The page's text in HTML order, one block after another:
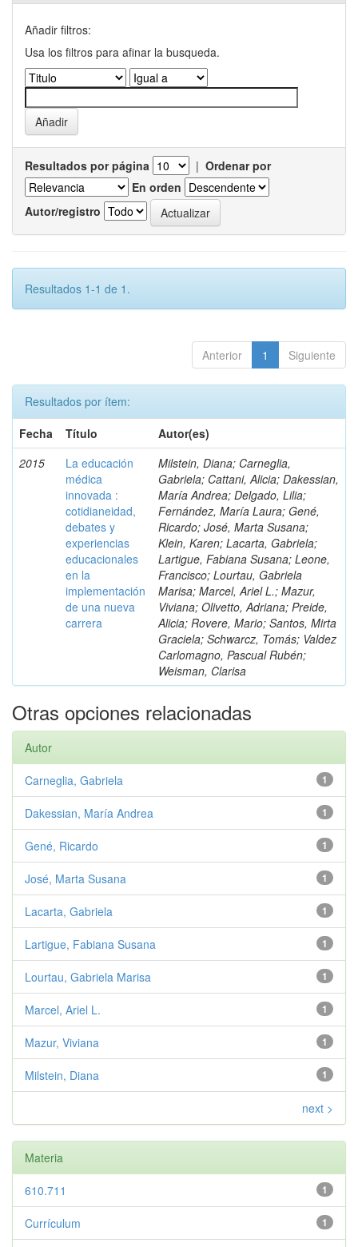
Añadir filtros:
Usa los filtros para afinar la busqueda.
Resultados por página | Ordenar por
En orden
Autor/registro
Resultados 1-1 de 1.
Anterior 1 Siguiente
Resultados por ítem:
Fecha
Título
Autor(es)
2015
La educación
médica
innovada :
cotidianeidad,
debates y
experiencias
educacionales
en la
implementación
de una nueva
carrera
Milstein, Diana; Carneglia,
Gabriela; Cattani, Alicia; Dakessian,
María Andrea; Delgado, Lilia;
Fernández, María Laura; Gené,
Ricardo; José, Marta Susana;
Klein, Karen; Lacarta, Gabriela;
Lartigue, Fabiana Susana; Leone,
Francisco; Lourtau, Gabriela
Marisa; Marcel, Ariel L.; Mazur,
Viviana; Olivetto, Adriana; Preide,
Alicia; Rovere, Mario; Santos, Mirta
Graciela; Schwarcz, Tomás; Valdez
Carlomagno, Pascual Rubén;
Weisman, Clarisa
Otras opciones relacionadas
Autor
1
Carneglia, Gabriela
1
Dakessian, María Andrea
1
Gené, Ricardo
1
José, Marta Susana
1
Lacarta, Gabriela
1
Lartigue, Fabiana Susana
1
Lourtau, Gabriela Marisa
1
Marcel, Ariel L.
1
Mazur, Viviana
1
Milstein, Diana
next >
Materia
1
610.711
1
Currículum